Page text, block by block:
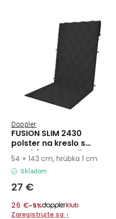
k
t
o
v
FUSION SLIM 2430
polster na kreslo s
vysokým operadlom
Doppler
Skladom
27 €
26 €−5%
Zaregistrujte sa ›
54 × 143 cm, hrúbka 1 cm